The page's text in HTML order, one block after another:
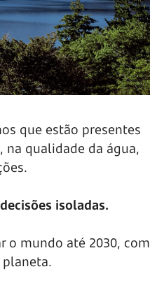
que estão presentes
na qualidade da água,
isoladas.
o mundo até 2030, com